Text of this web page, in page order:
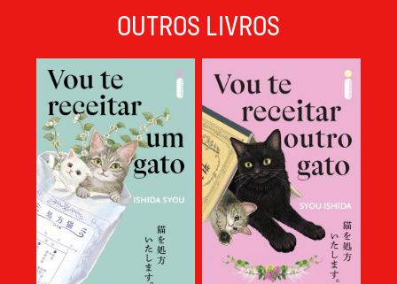
OUTROS LIVROS